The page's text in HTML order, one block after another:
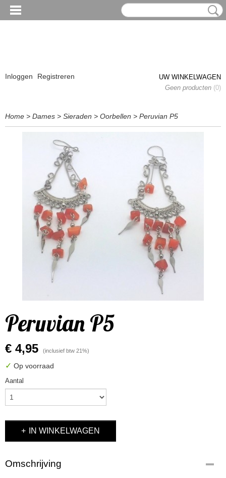
Inloggen Registreren
UW WINKELWAGEN
Geen producten (0)
Home > Dames > Sieraden > Oorbellen > Peruvian P5
Peruvian P5
€ 4,95 (inclusief btw 21%)
✓ Op voorraad
Aantal
IN WINKELWAGEN
Omschrijving